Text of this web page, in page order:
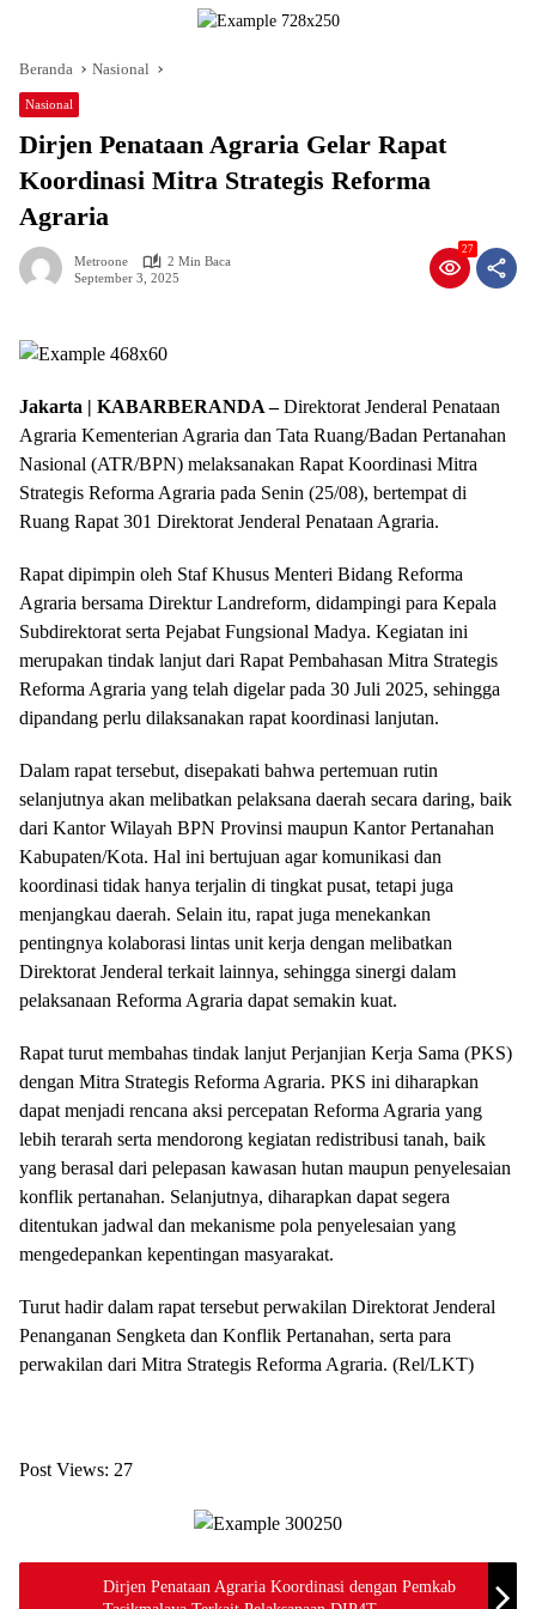
Beranda Nasional
Nasional
Dirjen Penataan Agraria Gelar Rapat
Koordinasi Mitra Strategis Reforma
Agraria
Metroone
2 Min Baca
September 3, 2025
27
Jakarta | KABARBERANDA –Direktorat Jenderal Penataan
Agraria Kementerian Agraria dan Tata Ruang/Badan Pertanahan
Nasional (ATR/BPN) melaksanakan Rapat Koordinasi Mitra
Strategis Reforma Agraria pada Senin (25/08), bertempat di
Ruang Rapat 301 Direktorat Jenderal Penataan Agraria.
Rapat dipimpin oleh Staf Khusus Menteri Bidang Reforma
Agraria bersama Direktur Landreform, didampingi para Kepala
Subdirektorat serta Pejabat Fungsional Madya. Kegiatan ini
merupakan tindak lanjut dari Rapat Pembahasan Mitra Strategis
Reforma Agraria yang telah digelar pada 30 Juli 2025, sehingga
dipandang perlu dilaksanakan rapat koordinasi lanjutan.
Dalam rapat tersebut, disepakati bahwa pertemuan rutin
selanjutnya akan melibatkan pelaksana daerah secara daring, baik
dari Kantor Wilayah BPN Provinsi maupun Kantor Pertanahan
Kabupaten/Kota. Hal ini bertujuan agar komunikasi dan
koordinasi tidak hanya terjalin di tingkat pusat, tetapi juga
menjangkau daerah. Selain itu, rapat juga menekankan
pentingnya kolaborasi lintas unit kerja dengan melibatkan
Direktorat Jenderal terkait lainnya, sehingga sinergi dalam
pelaksanaan Reforma Agraria dapat semakin kuat.
Rapat turut membahas tindak lanjut Perjanjian Kerja Sama (PKS)
dengan Mitra Strategis Reforma Agraria. PKS ini diharapkan
dapat menjadi rencana aksi percepatan Reforma Agraria yang
lebih terarah serta mendorong kegiatan redistribusi tanah, baik
yang berasal dari pelepasan kawasan hutan maupun penyelesaian
konflik pertanahan. Selanjutnya, diharapkan dapat segera
ditentukan jadwal dan mekanisme pola penyelesaian yang
mengedepankan kepentingan masyarakat.
Turut hadir dalam rapat tersebut perwakilan Direktorat Jenderal
Penanganan Sengketa dan Konflik Pertanahan, serta para
perwakilan dari Mitra Strategis Reforma Agraria. (Rel/LKT)
Post Views: 27
Dirjen Penataan Agraria Koordinasi dengan Pemkab